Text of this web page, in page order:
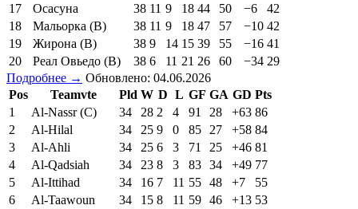
17
Осасуна 38 11 9 18 44 50 −6
42
18
Мальорка (В) 38 11 9 18 47 57 −10 42
19
Жирона (В) 38 9 14 15 39 55 −16 41
20
Реал Овьедо (В) 38 6 11 21 26 60 −34 29
Подробнее → Обновлено: 04.06.2026
Pos
Teamvte Pld W D L GF GA GD Pts
1
Al-Nassr (C) 34 28 2 4 91 28 +63 86
2
Al-Hilal 34 25 9 0 85 27 +58 84
3
Al-Ahli 34 25 6 3 71 25 +46 81
4
Al-Qadsiah 34 23 8 3 83 34 +49 77
5
Al-Ittihad 34 16 7 11 55 48 +7
55
6
Al-Taawoun 34 15 8 11 59 46 +13 53